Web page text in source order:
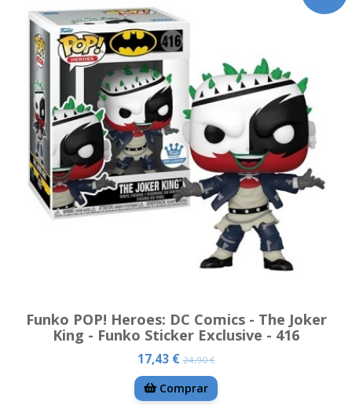
Funko POP! Heroes: DC Comics - The Joker
King - Funko Sticker Exclusive - 416
17,43 €24,90 €
Comprar